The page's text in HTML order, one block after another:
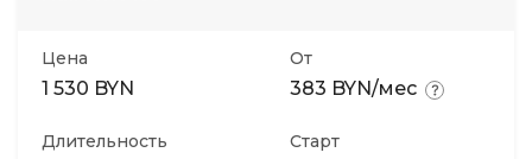
Цена
1 530 BYN
От
383 BYN/мес
Длительность Старт